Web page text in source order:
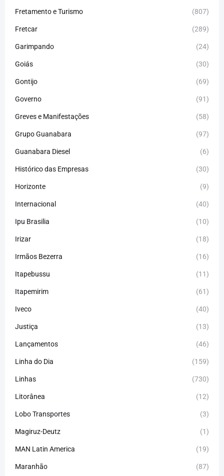
Fretamento e Turismo (807)
Fretcar (289)
Garimpando (24)
Goiás (30)
Gontijo (69)
Governo (91)
Greves e Manifestações (58)
Grupo Guanabara (97)
Guanabara Diesel (6)
Histórico das Empresas (30)
Horizonte (9)
Internacional (40)
Ipu Brasilia (10)
Irizar (18)
Irmãos Bezerra (16)
Itapebussu (11)
Itapemirim (61)
Iveco (40)
Justiça (13)
Lançamentos (46)
Linha do Dia (159)
Linhas (730)
Litorânea (12)
Lobo Transportes (3)
Magiruz-Deutz (1)
MAN Latin America (19)
Maranhão (87)